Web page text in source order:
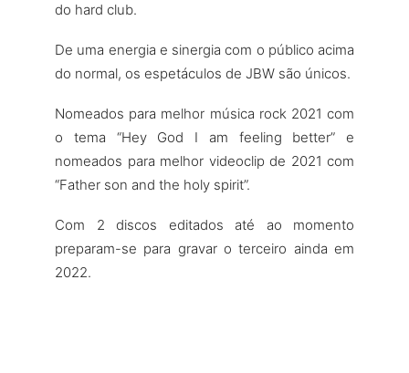
do hard club.
De uma energia e sinergia com o público acima
do normal, os espetáculos de JBW são únicos.
Nomeados para melhor música rock 2021 com
o tema “Hey God I am feeling better” e
nomeados para melhor videoclip de 2021 com
“Father son and the holy spirit”.
Com 2 discos editados até ao momento
preparam-se para gravar o terceiro ainda em
2022.